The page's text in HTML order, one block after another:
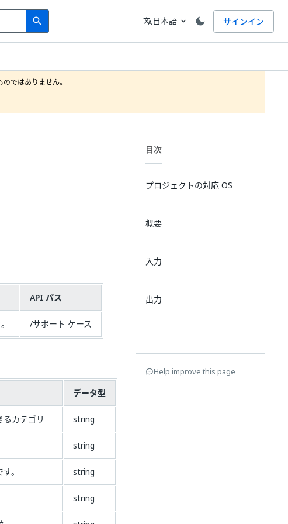
search
Search 言語
translate日本語 expand_more サインイン
ではありません。
API パス
/サポート ケース
データ型
カテゴリ string
string
。 string
string
目次
プロジェクトの対応 OS
概要
入力
出力
Help improve this page